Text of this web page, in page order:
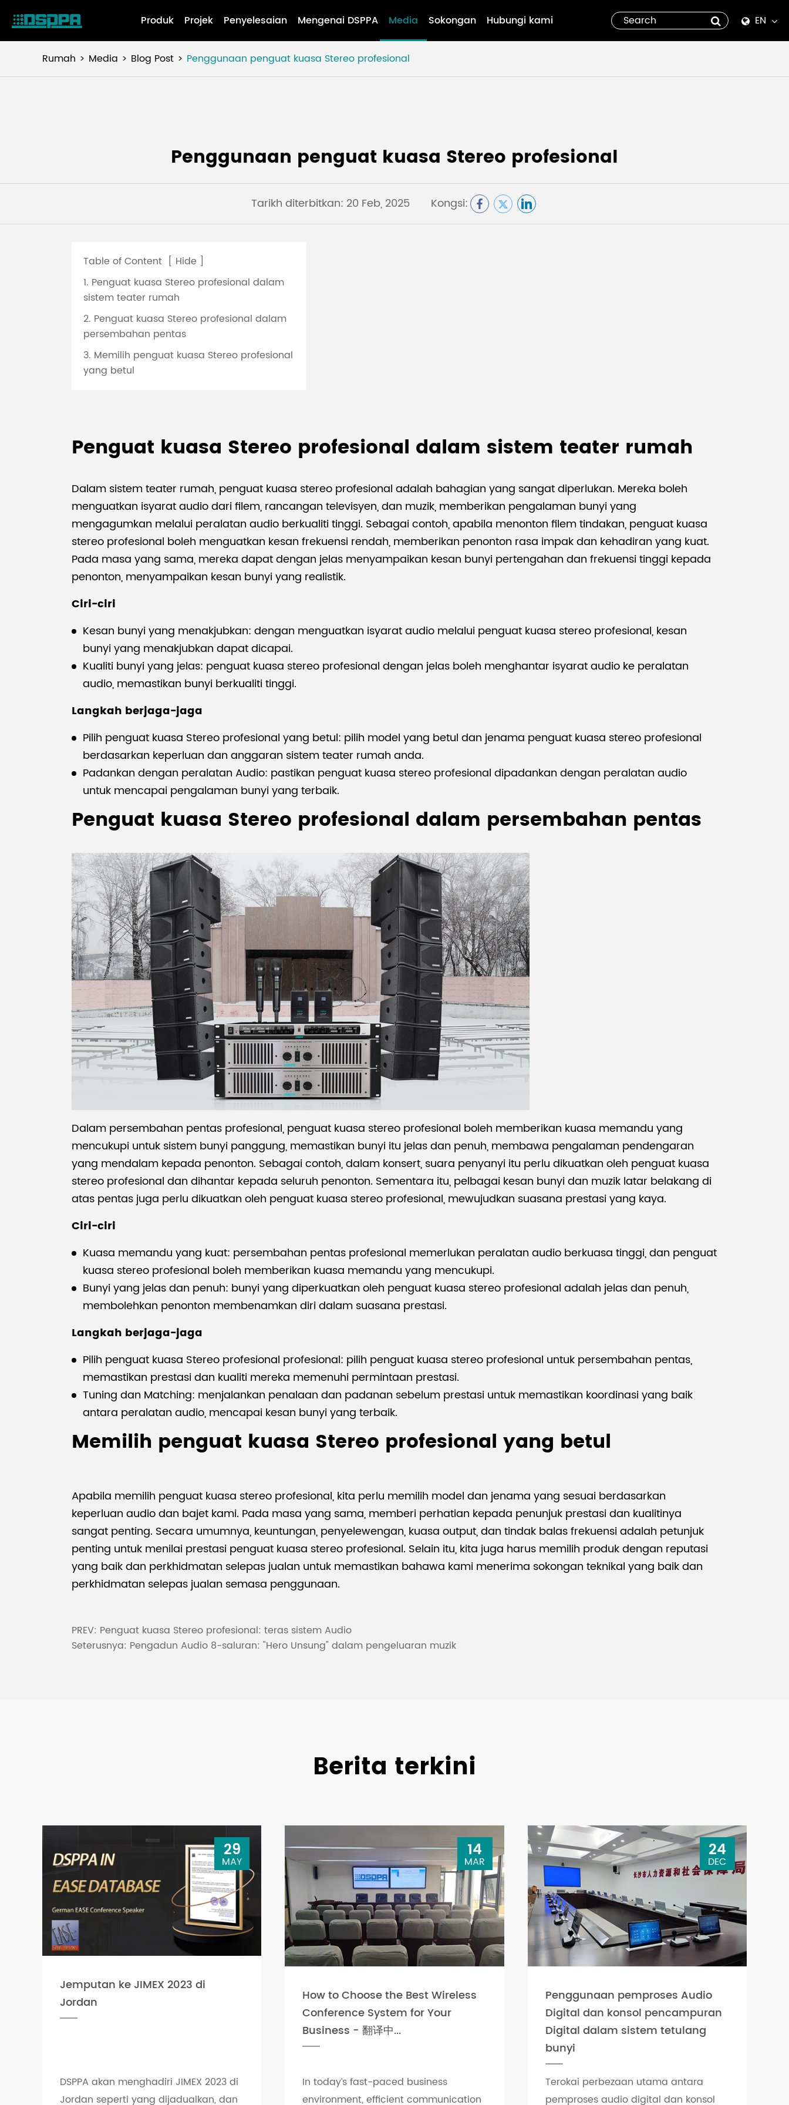
Produk Projek Penyelesaian Mengenai DSPPA Media Sokongan Hubungi kami
EN
Español
Rumah Media Blog Post Penggunaan penguat kuasa Stereo profesional
Penggunaan penguat kuasa Stereo profesional
Tarikh diterbitkan: 20 Feb, 2025 Kongsi:
Table of Content [ Hide ]
1. Penguat kuasa Stereo profesional dalam
sistem teater rumah
2. Penguat kuasa Stereo profesional dalam
persembahan pentas
3. Memilih penguat kuasa Stereo profesional
yang betul
Penguat kuasa Stereo profesional dalam sistem teater rumah
Dalam sistem teater rumah, penguat kuasa stereo profesional adalah bahagian yang sangat diperlukan. Mereka boleh
menguatkan isyarat audio dari filem, rancangan televisyen, dan muzik, memberikan pengalaman bunyi yang
mengagumkan melalui peralatan audio berkualiti tinggi. Sebagai contoh, apabila menonton filem tindakan, penguat kuasa
stereo profesional boleh menguatkan kesan frekuensi rendah, memberikan penonton rasa impak dan kehadiran yang kuat.
Pada masa yang sama, mereka dapat dengan jelas menyampaikan kesan bunyi pertengahan dan frekuensi tinggi kepada
penonton, menyampaikan kesan bunyi yang realistik.
Ciri-ciri
Kesan bunyi yang menakjubkan: dengan menguatkan isyarat audio melalui penguat kuasa stereo profesional, kesan
bunyi yang menakjubkan dapat dicapai.
Kualiti bunyi yang jelas: penguat kuasa stereo profesional dengan jelas boleh menghantar isyarat audio ke peralatan
audio, memastikan bunyi berkualiti tinggi.
Langkah berjaga-jaga
Pilih penguat kuasa Stereo profesional yang betul: pilih model yang betul dan jenama penguat kuasa stereo profesional
berdasarkan keperluan dan anggaran sistem teater rumah anda.
Padankan dengan peralatan Audio: pastikan penguat kuasa stereo profesional dipadankan dengan peralatan audio
untuk mencapai pengalaman bunyi yang terbaik.
Penguat kuasa Stereo profesional dalam persembahan pentas
Dalam persembahan pentas profesional, penguat kuasa stereo profesional boleh memberikan kuasa memandu yang
mencukupi untuk sistem bunyi panggung, memastikan bunyi itu jelas dan penuh, membawa pengalaman pendengaran
yang mendalam kepada penonton. Sebagai contoh, dalam konsert, suara penyanyi itu perlu dikuatkan oleh penguat kuasa
stereo profesional dan dihantar kepada seluruh penonton. Sementara itu, pelbagai kesan bunyi dan muzik latar belakang di
atas pentas juga perlu dikuatkan oleh penguat kuasa stereo profesional, mewujudkan suasana prestasi yang kaya.
Ciri-ciri
Kuasa memandu yang kuat: persembahan pentas profesional memerlukan peralatan audio berkuasa tinggi, dan penguat
kuasa stereo profesional boleh memberikan kuasa memandu yang mencukupi.
Bunyi yang jelas dan penuh: bunyi yang diperkuatkan oleh penguat kuasa stereo profesional adalah jelas dan penuh,
membolehkan penonton membenamkan diri dalam suasana prestasi.
Langkah berjaga-jaga
Pilih penguat kuasa Stereo profesional profesional: pilih penguat kuasa stereo profesional untuk persembahan pentas,
memastikan prestasi dan kualiti mereka memenuhi permintaan prestasi.
Tuning dan Matching: menjalankan penalaan dan padanan sebelum prestasi untuk memastikan koordinasi yang baik
antara peralatan audio, mencapai kesan bunyi yang terbaik.
Memilih penguat kuasa Stereo profesional yang betul
Apabila memilih penguat kuasa stereo profesional, kita perlu memilih model dan jenama yang sesuai berdasarkan
keperluan audio dan bajet kami. Pada masa yang sama, memberi perhatian kepada penunjuk prestasi dan kualitinya
sangat penting. Secara umumnya, keuntungan, penyelewengan, kuasa output, dan tindak balas frekuensi adalah petunjuk
penting untuk menilai prestasi penguat kuasa stereo profesional. Selain itu, kita juga harus memilih produk dengan reputasi
yang baik dan perkhidmatan selepas jualan untuk memastikan bahawa kami menerima sokongan teknikal yang baik dan
perkhidmatan selepas jualan semasa penggunaan.
PREV: Penguat kuasa Stereo profesional: teras sistem Audio
Seterusnya: Pengadun Audio 8-saluran: "Hero Unsung" dalam pengeluaran muzik
Berita terkini
Jemputan ke JIMEX 2023 di
Jordan
DSPPA akan menghadiri JIMEX 2023 di
Jordan seperti yang dijadualkan, dan
29
MAY
How to Choose the Best Wireless
Conference System for Your
Business - 翻译中...
In today’s fast-paced business
environment, efficient communication
14
MAR
Penggunaan pemproses Audio
Digital dan konsol pencampuran
Digital dalam sistem tetulang
bunyi
Terokai perbezaan utama antara
pemproses audio digital dan konsol
24
DEC